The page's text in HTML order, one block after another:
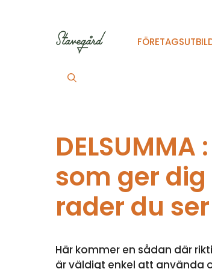
som ger
rader du
Här kommer en sådan där
är väldigt enkel att använda